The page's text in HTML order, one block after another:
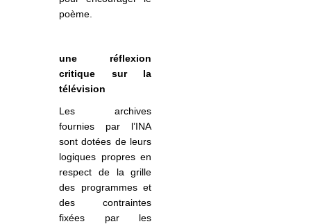
poème.
une réflexion
critique sur la
télévision
Les archives
fournies par l’INA
sont dotées de leurs
logiques propres en
respect de la grille
des programmes et
des contraintes
fixées par les